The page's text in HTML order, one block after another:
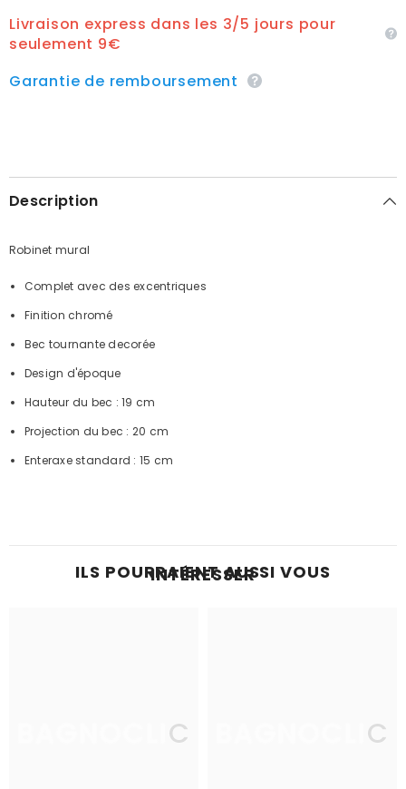
Livraison express dans les 3/5 jours pour
seulement 9€
Garantie de remboursement
Description
Robinet mural
Complet avec des excentriques
Finition chromé
Bec tournante decorée
Design d'époque
Hauteur du bec : 19 cm
Projection du bec : 20 cm
Enteraxe standard : 15 cm
ILS POURRAIENT AUSSI VOUS
INTÉRESSER
BAGNOCLIC BAGNOCLIC